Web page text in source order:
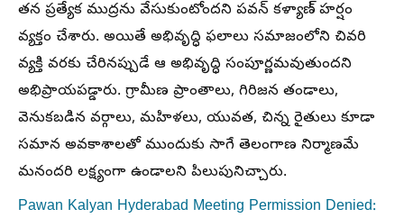
తన ప్రత్యేక ముద్రను వేసుకుంటోందని పవన్ కళ్యాణ్ హర్షం
వ్యక్తం చేశారు. అయితే అభివృద్ధి ఫలాలు సమాజంలోని చివరి
వ్యక్తి వరకు చేరినప్పుడే ఆ అభివృద్ధి సంపూర్ణమవుతుందని
అభిప్రాయపడ్డారు. గ్రామీణ ప్రాంతాలు, గిరిజన తండాలు,
వెనుకబడిన వర్గాలు, మహిళలు, యువత, చిన్న రైతులు కూడా
సమాన అవకాశాలతో ముందుకు సాగే తెలంగాణ నిర్మాణమే
మనందరి లక్ష్యంగా ఉండాలని పిలుపునిచ్చారు.
Pawan Kalyan Hyderabad Meeting Permission Denied: